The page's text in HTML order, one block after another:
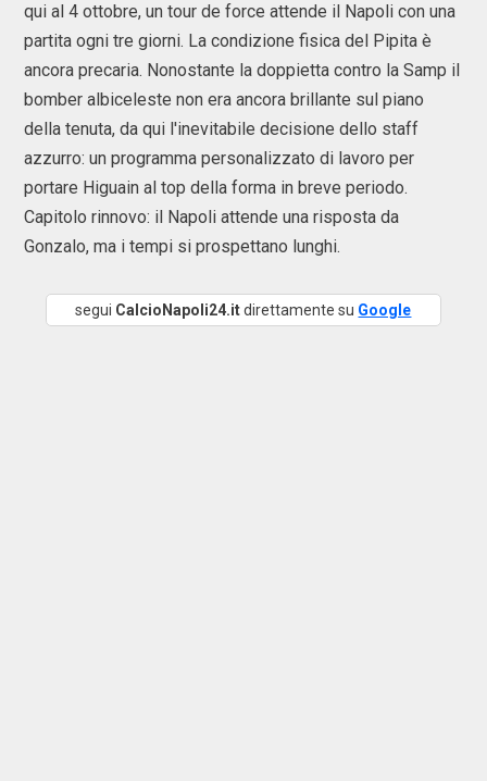
qui al 4 ottobre, un tour de force attende il Napoli con una
partita ogni tre giorni. La condizione fisica del Pipita è
ancora precaria. Nonostante la doppietta contro la Samp il
bomber albiceleste non era ancora brillante sul piano
della tenuta, da qui l'inevitabile decisione dello staff
azzurro: un programma personalizzato di lavoro per
portare Higuain al top della forma in breve periodo.
Capitolo rinnovo: il Napoli attende una risposta da
Gonzalo, ma i tempi si prospettano lunghi.
segui CalcioNapoli24.itdirettamente su Google